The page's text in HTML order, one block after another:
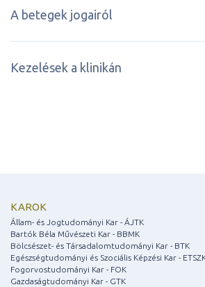
A betegek jogairól
Kezelések a klinikán
KAROK
Állam- és Jogtudományi Kar - ÁJTK
Bartók Béla Művészeti Kar - BBMK
Bölcsészet- és Társadalomtudományi Kar - BTK
Egészségtudományi és Szociális Képzési Kar -
Fogorvostudományi Kar - FOK
Gazdaságtudományi Kar - GTK